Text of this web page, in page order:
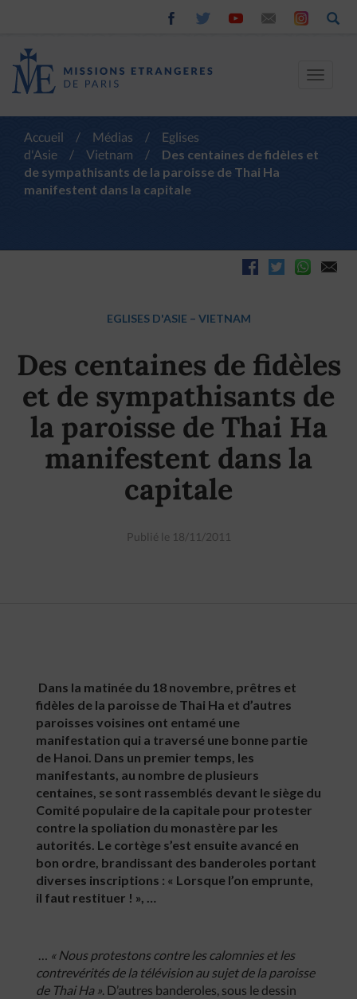
Toggle
Accueil / Médias /
Eglises
d'Asie
/ Vietnam /
Des centaines de fidèles et
de sympathisants de la paroisse de Thai Ha
manifestent dans la capitale
EGLISES D'ASIE – VIETNAM
Des centaines de fidèles
et de sympathisants de
la paroisse de Thai Ha
manifestent dans la
capitale
Publié le 18/11/2011
Dans la matinée du 18 novembre, prêtres et
fidèles de la paroisse de Thai Ha et d’autres
paroisses voisines ont entamé une
manifestation qui a traversé une bonne partie
de Hanoi. Dans un premier temps, les
manifestants, au nombre de plusieurs
centaines, se sont rassemblés devant le siège du
Comité populaire de la capitale pour protester
contre la spoliation du monastère par les
autorités. Le cortège s’est ensuite avancé en
bon ordre, brandissant des banderoles portant
diverses inscriptions : « Lorsque l’on emprunte,
il faut restituer ! », …
… « Nous protestons contre les calomnies et les
contrevérités de la télévision au sujet de la paroisse
de Thai Ha ». D’autres banderoles, sous le dessin